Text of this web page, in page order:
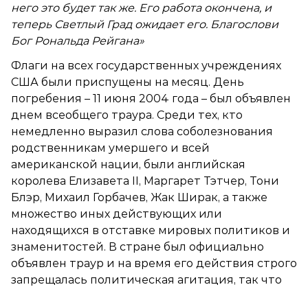
него это будет так же. Его работа окончена, и
теперь Светлый Град ожидает его. Благослови
Бог Рональда Рейгана»
Флаги на всех государственных учреждениях
США были приспущены на месяц. День
погребения – 11 июня 2004 года – был объявлен
днем всеобщего траура. Среди тех, кто
немедленно выразил слова соболезнования
родственникам умершего и всей
американской нации, были английская
королева Елизавета II, Маргарет Тэтчер, Тони
Блэр, Михаил Горбачев, Жак Ширак, а также
множество иных действующих или
находящихся в отставке мировых политиков и
знаменитостей. В стране был официально
объявлен траур и на время его действия строго
запрещалась политическая агитация, так что